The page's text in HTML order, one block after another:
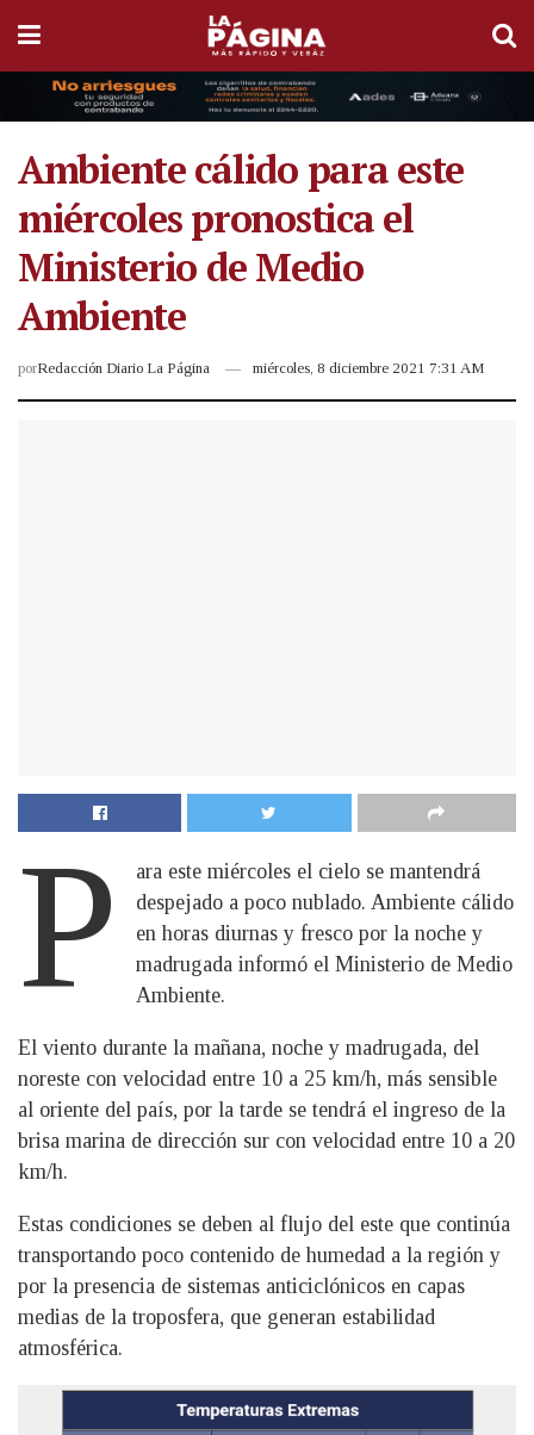
Ambiente cálido para este
miércoles pronostica el
Ministerio de Medio
Ambiente
porRedacción Diario La Página miércoles, 8 diciembre 2021 7:31 AM
P
ara este miércoles el cielo se mantendrá
despejado a poco nublado. Ambiente cálido
en horas diurnas y fresco por la noche y
madrugada informó el Ministerio de Medio
Ambiente.
El viento durante la mañana, noche y madrugada, del
noreste con velocidad entre 10 a 25 km/h, más sensible
al oriente del país, por la tarde se tendrá el ingreso de la
brisa marina de dirección sur con velocidad entre 10 a 20
km/h.
Estas condiciones se deben al flujo del este que continúa
transportando poco contenido de humedad a la región y
por la presencia de sistemas anticiclónicos en capas
medias de la troposfera, que generan estabilidad
atmosférica.